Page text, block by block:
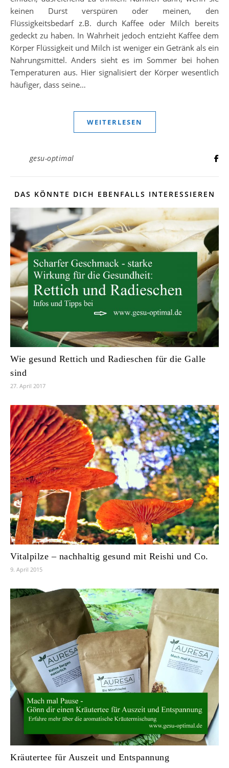
keinen Durst verspüren oder meinen, den
Flüssigkeitsbedarf z.B. durch Kaffee oder Milch bereits
gedeckt zu haben. In Wahrheit jedoch entzieht Kaffee dem
Körper Flüssigkeit und Milch ist weniger ein Getränk als ein
Nahrungsmittel. Anders sieht es im Sommer bei hohen
Temperaturen aus. Hier signalisiert der Körper wesentlich
häufiger, dass seine…
WEITERLESEN
gesu-optimal
DAS KÖNNTE DICH EBENFALLS INTERESSIEREN
Wie gesund Rettich und Radieschen für die Galle
sind
27. April 2017
Vitalpilze – nachhaltig gesund mit Reishi und Co.
9. April 2015
Kräutertee für Auszeit und Entspannung